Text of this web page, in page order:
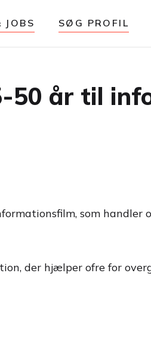
JOBS SØG PROFIL
50 år til
som handler
der hjælper ofre for